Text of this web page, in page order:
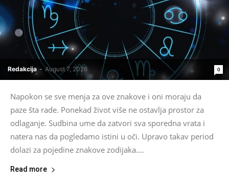
Redakcija - August 7, 2026 0
Napokon se sve menja za ove znakove i oni moraju da
paze šta rade. Ponekad život više ne ostavlja prostor za
odlaganje. Sudbina ume da zatvori sva sporedna vrata i
natera nas da pogledamo istini u oči. Upravo takav period
dolazi za pojedine znakove zodijaka....
Read more